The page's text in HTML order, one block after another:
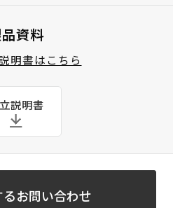
資料
明書はこちら
説明書
お問い合わせ